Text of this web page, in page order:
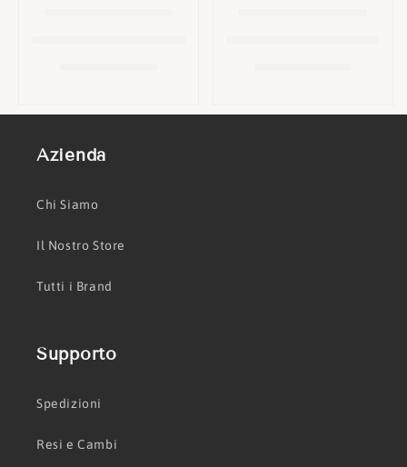
e
Azienda
Chi Siamo
Il Nostro Store
Tutti i Brand
Supporto
Spedizioni
Resi e Cambi